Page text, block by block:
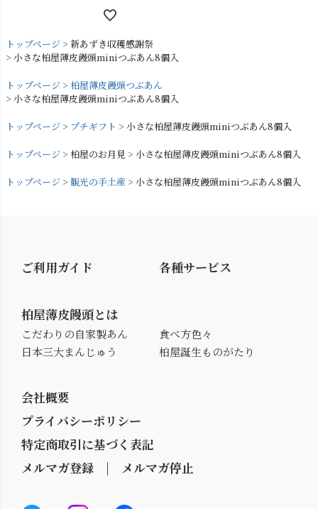
トップページ
新あずき収穫感謝祭
小さな柏屋薄皮饅頭miniつぶあん8個入
トップページ
柏屋薄皮饅頭つぶあん
小さな柏屋薄皮饅頭miniつぶあん8個入
トップページ プチギフト 小さな柏屋薄皮饅頭miniつぶあん8個入
トップページ 柏屋のお月見 小さな柏屋薄皮饅頭miniつぶあん8個入
トップページ 観光の手土産 小さな柏屋薄皮饅頭miniつぶあん8個入
ご利用ガイド 各種サービス
柏屋薄皮饅頭とは
こだわりの自家製あん
日本三大まんじゅう
食べ方色々
柏屋誕生ものがたり
会社概要
プライバシーポリシー
特定商取引に基づく表記
メルマガ登録 | メルマガ停止